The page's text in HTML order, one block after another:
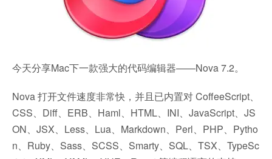
今天分享Mac下一款强大的代码编辑器——Nova 7.2。
Nova 打开文件速度非常快，并且已内置对 CoffeeScript、
CSS、Diff、ERB、Haml、HTML、INI、JavaScript、JS
ON、JSX、Less、Lua、Markdown、Perl、PHP、Pytho
n、Ruby、Sass、SCSS、Smarty、SQL、TSX、TypeSc